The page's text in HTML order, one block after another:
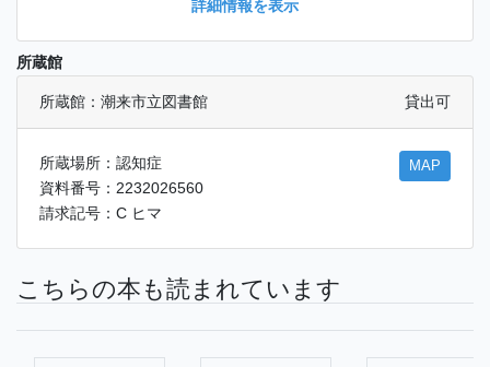
詳細情報を表示
所蔵館
所蔵館：潮来市立図書館 貸出可
所蔵場所：認知症
資料番号：2232026560
請求記号：C ヒマ
MAP
こちらの本も読まれています